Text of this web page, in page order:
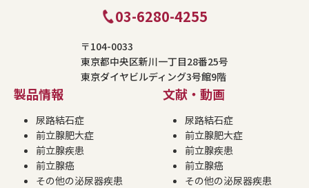
03-6280-4255
〒104-0033
東京都中央区新川一丁目28番25号
東京ダイヤビルディング3号館9階
製品情報
尿路結石症
前立腺肥大症
前立腺疾患
前立腺癌
その他の泌尿器疾患
文献・動画
尿路結石症
前立腺肥大症
前立腺疾患
前立腺癌
その他の泌尿器疾患